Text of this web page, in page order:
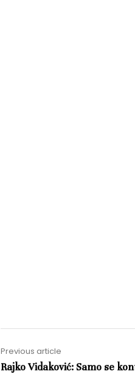
Previous article
Rajko Vidaković: Samo se